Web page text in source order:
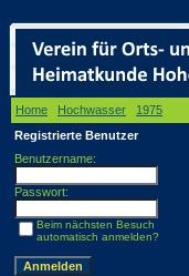
Home Hochwasser 1975
Registrierte Benutzer
Benutzername:
Passwort:
Beim nächsten Besuch
automatisch anmelden?